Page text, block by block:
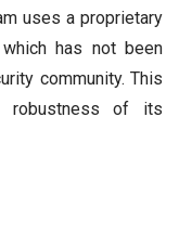
uses a proprietary
has not been
community. This
robustness of its